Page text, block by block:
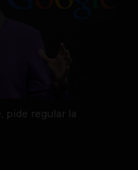
pide regular la